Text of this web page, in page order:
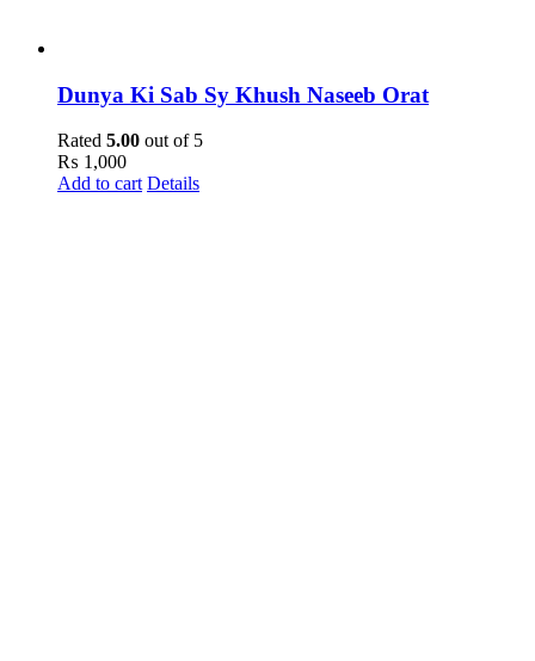
Dunya Ki Sab Sy Khush Naseeb Orat
Rated 5.00 out of 5
₨ 1,000
Add to cart Details